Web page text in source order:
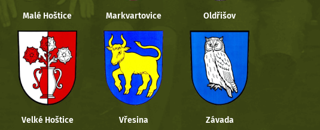
Malé Hoštice Markvartovice Oldřišov
Velké Hoštice Vřesina Závada